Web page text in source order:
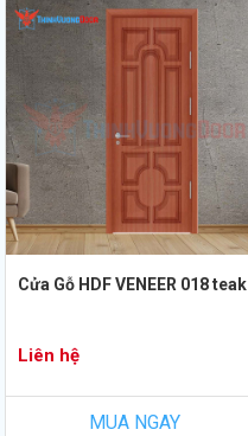
Cửa Gỗ HDF VENEER 018 teak
Liên hệ
MUA NGAY